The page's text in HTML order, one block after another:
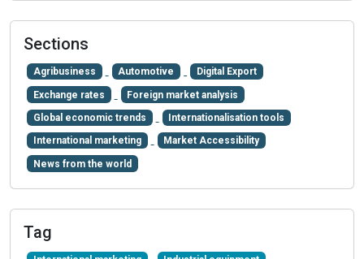
Sections
Agribusiness Automotive Digital Export
Exchange rates Foreign market analysis
Global economic trends Internationalisation tools
International marketing Market Accessibility
News from the world
Tag